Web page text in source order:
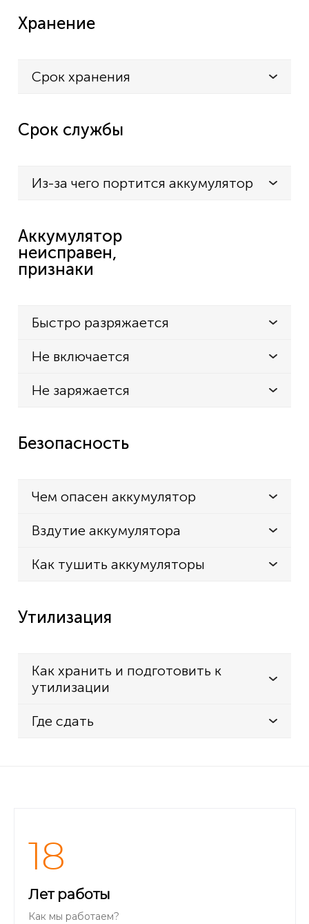
Хранение
Срок хранения
Срок службы
Из-за чего портится аккумулятор
Аккумулятор
неисправен,
признаки
Быстро разряжается
Не включается
Не заряжается
Безопасность
Чем опасен аккумулятор
Вздутие аккумулятора
Как тушить аккумуляторы
Утилизация
Как хранить и подготовить к
утилизации
Где сдать
18
Лет работы
Как мы работаем?